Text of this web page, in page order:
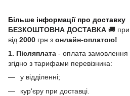
Більше інформації про доставку
БЕЗКОШТОВНА ДОСТАВКА 🚚
від 2000 грн з онлайн-оплатою!
1. Післяплата - оплата
згідно з тарифами перевізника:
у відділенні;
кур'єру при доставці.